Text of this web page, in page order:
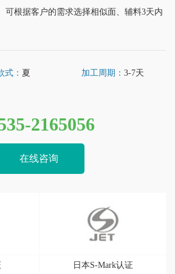
可根据客户的需求选择相似面、辅料3天内
式： 夏 加工周期： 3-7天
2165056
在线咨询
日本S-Mark认证